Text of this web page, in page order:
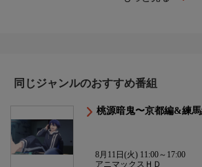
同じジャンルのおすすめ番組
桃源暗鬼〜京都編&練
8月11日(火) 11:00～17:00
アニマックスＨＤ